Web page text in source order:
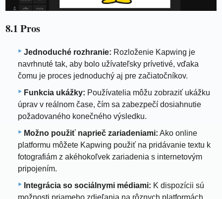
8.1 Pros
Jednoduché rozhranie: Rozloženie Kapwing je
navrhnuté tak, aby bolo užívateľsky prívetivé, vďaka
čomu je proces jednoduchý aj pre začiatočníkov.
Funkcia ukážky: Používatelia môžu zobraziť ukážku
úprav v reálnom čase, čím sa zabezpečí dosiahnutie
požadovaného konečného výsledku.
Možno použiť naprieč zariadeniami: Ako online
platformu môžete Kapwing použiť na pridávanie textu k
fotografiám z akéhokoľvek zariadenia s internetovým
pripojením.
Integrácia so sociálnymi médiami: K dispozícii sú
možnosti priameho zdieľania na rôznych platformách